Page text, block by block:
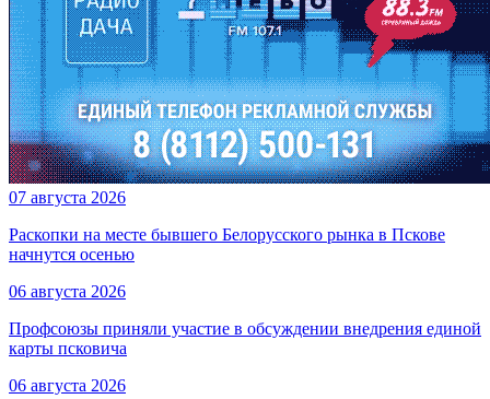
07 августа 2026
Раскопки на месте бывшего Белорусского рынка в Пскове
начнутся осенью
06 августа 2026
Профсоюзы приняли участие в обсуждении внедрения единой
карты псковича
06 августа 2026